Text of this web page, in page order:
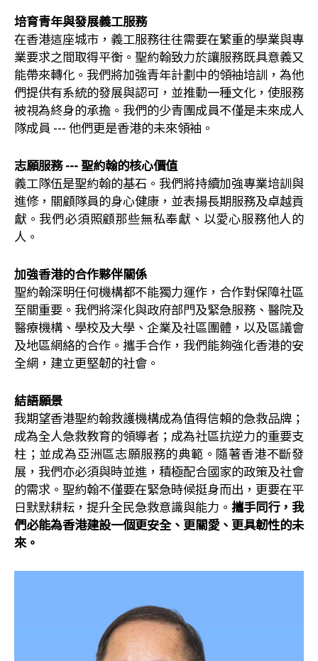
培育青年與發展義工服務
在香港這座城市，義工服務往往需要在繁重的學業與專
業要求之間取得平衡。聖約翰致力於讓服務既具意義又
能帶來轉化。我們將加強青年計劃中的領袖培訓，為他
們提供有系統的發展與認可，並推動一種文化，使服務
被視為終身的承擔。我們的少青團成員不僅是未來成人
隊成員 --- 他們更是香港的未來領袖。
志願服務 --- 聖約翰的核心價值
義工隊伍是聖約翰的基石。我們將持續加強專業培訓與
進修，關顧隊員的身心健康，並表揚長期服務及卓越貢
獻。我們必須照顧那些無私奉獻、以愛心服務他人的
人。
加強香港的合作夥伴關係
聖約翰深明任何機構都不能獨力運作，合作對保障社區
至關重要。我們將深化與政府部門及緊急服務、醫院及
醫療機構、學校及大學、企業及社區團體，以及區議會
及地區網絡的合作。攜手合作，我們能夠強化香港的安
全網，建立更堅韌的社會。
結語願景
我期望香港聖約翰救護機構成為值得信賴的急救品牌；
成為全人急救教育的領導者；成為社區抗逆力的重要支
柱；並成為亞洲區志願服務的典範。隨著香港不斷發
展，我們亦必須與時並進，積極配合國家的政策及社會
的需求。聖約翰不僅要在緊急時候挺身而出，更要在平
日默默耕耘，提升全民急救意識與能力。攜手同行，我
們必能為香港建設一個更安全、更關愛、更具韌性的未
來。